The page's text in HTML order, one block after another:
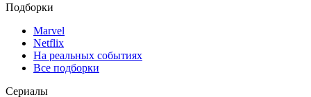
Подборки
Marvel
Netflix
На реальных событиях
Все подборки
Сериалы